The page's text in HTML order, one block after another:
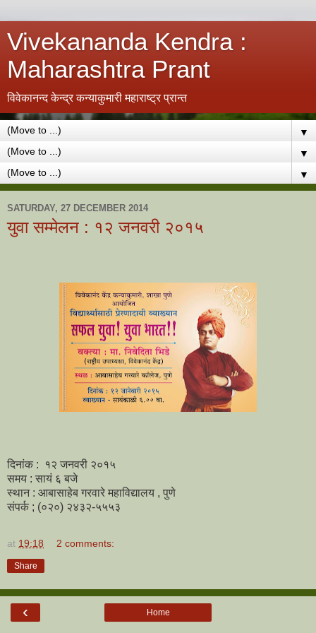
Vivekananda Kendra :
Maharashtra Prant
विवेकानन्द केन्द्र कन्याकुमारी महाराष्ट्र प्रान्त
▼
▼
▼
SATURDAY, 27 DECEMBER 2014
युवा सम्मेलन : १२ जनवरी २०१५
दिनांक : १२ जनवरी २०१५
समय : सायं ६ बजे
स्थान : आबासाहेब गरवारे महाविद्यालय , पुणे
संपर्क ; (०२०) २४३२-५५५३
at 19:18 2 comments:
Share
‹ Home